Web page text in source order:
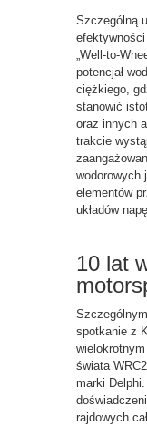
Szczególną
„Well-to-
potencjał
ciężkiego,
stanowić
oraz innych
trakcie
wodorowych
elementów
układów
10 lat
spotkanie z
świata
marki
rajdowych